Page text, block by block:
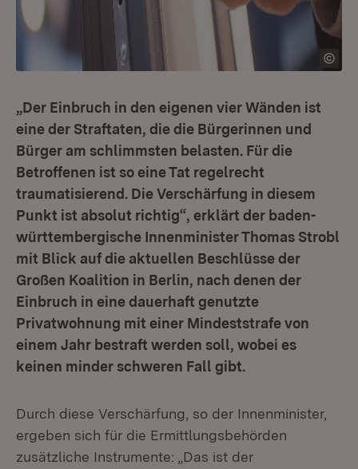
„Der Einbruch in den eigenen vier Wänden ist
eine der Straftaten, die die Bürgerinnen und
Bürger am schlimmsten belasten. Für die
Betroffenen ist so eine Tat regelrecht
traumatisierend. Die Verschärfung in diesem
Punkt ist absolut richtig“, erklärt der baden-
württembergische Innenminister Thomas Strobl
mit Blick auf die aktuellen Beschlüsse der
Großen Koalition in Berlin, nach denen der
Einbruch in eine dauerhaft genutzte
Privatwohnung mit einer Mindeststrafe von
einem Jahr bestraft werden soll, wobei es
keinen minder schweren Fall gibt.
Durch diese Verschärfung, so der Innenminister,
ergeben sich für die Ermittlungsbehörden
zusätzliche Instrumente: „Das ist der